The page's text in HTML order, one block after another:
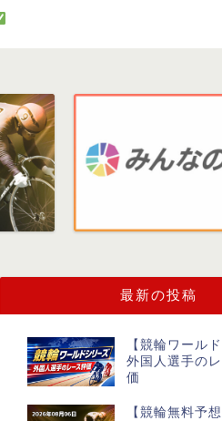
最新の投稿
【競輪ワール
外国人選手の
価
【競輪無料予